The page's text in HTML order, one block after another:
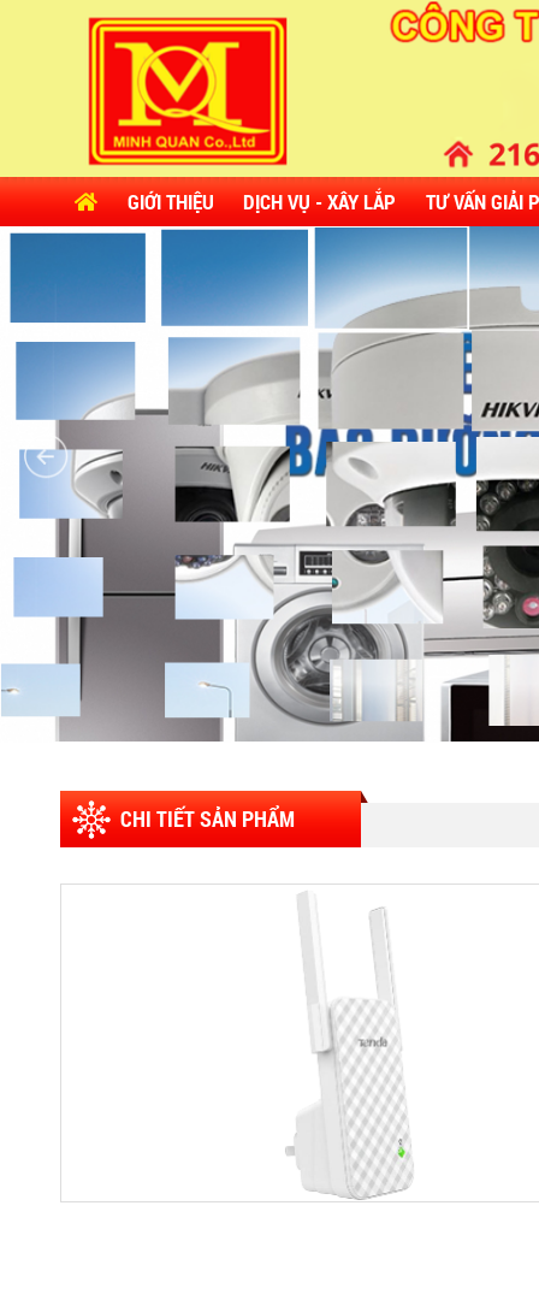
GIỚI THIỆU DỊCH VỤ - XÂY LẮP TƯ VẤN GIẢI
CHI TIẾT SẢN PHẨM